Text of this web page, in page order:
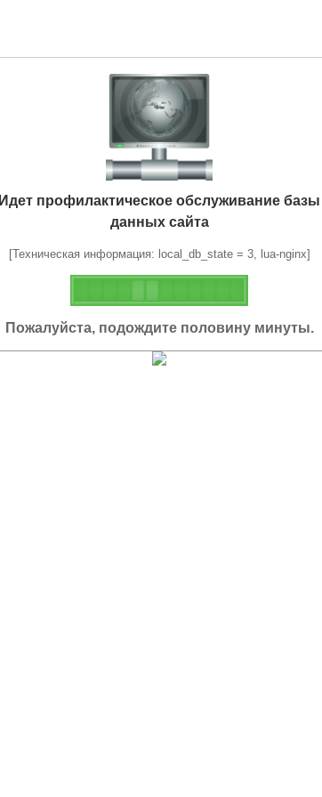
Идет профилактическое обслуживание базы
данных сайта
[Техническая информация: local_db_state = 3, lua-nginx]
Пожалуйста, подождите половину минуты.